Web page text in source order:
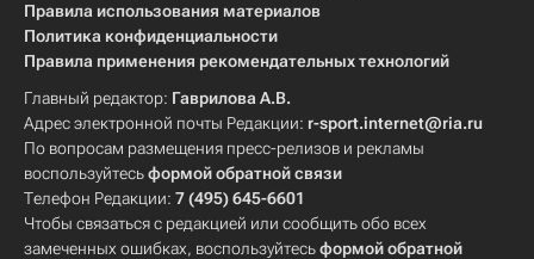
Правила использования материалов
Политика конфиденциальности
Правила применения рекомендательных технологий
Главный редактор: Гаврилова А.В.
Адрес электронной почты Редакции: r-sport.internet@ria.ru
По вопросам размещения пресс-релизов и рекламы
воспользуйтесьформой обратной связи
Телефон Редакции: 7 (495) 645-6601
Чтобы связаться с редакцией или сообщить обо всех
замеченных ошибках, воспользуйтесьформой обратной